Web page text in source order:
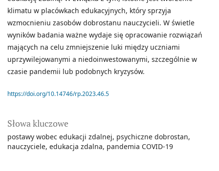
Słowa kluczowe
postawy wobec edukacji zdalnej psychiczne dobrostan
nauczyciele edukacja zdalna pandemia COVID-19
klimatu w placówkach edukacyjnych, który sprzyja
wzmocnieniu zasobów dobrostanu nauczycieli. W świetle
wyników badania ważne wydaje się opracowanie rozwiązań
mających na celu zmniejszenie luki między uczniami
uprzywilejowanymi a niedoinwestowanymi, szczególnie w
czasie pandemii lub podobnych kryzysów.
https://doi.org/10.14746/rp.2023.46.5